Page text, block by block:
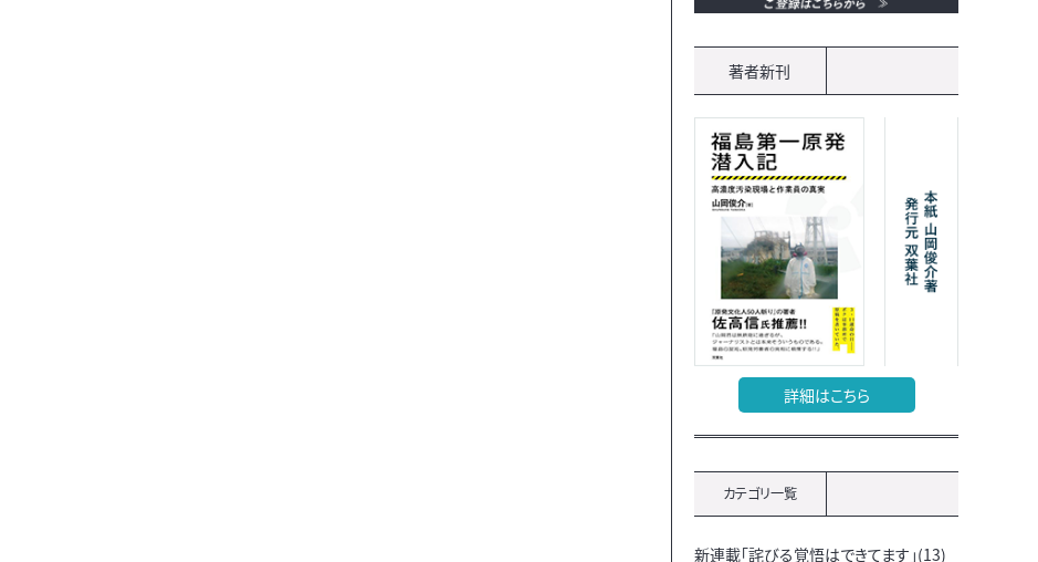
著者新刊
詳細はこちら
カテゴリ一覧
新連載「詫びる覚悟はできてます」(13)